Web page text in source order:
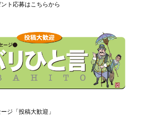
ト応募はこちらから
ジ「投稿大歓迎」